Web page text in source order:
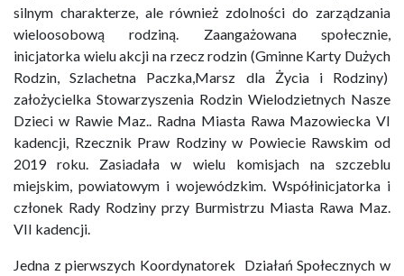
silnym charakterze, ale również zdolności do zarządzania
wieloosobową rodziną. Zaangażowana społecznie,
inicjatorka wielu akcji na rzecz rodzin (Gminne Karty Dużych
Rodzin, Szlachetna Paczka,Marsz dla Życia i Rodziny)
założycielka Stowarzyszenia Rodzin Wielodzietnych Nasze
Dzieci w Rawie Maz.. Radna Miasta Rawa Mazowiecka VI
kadencji, Rzecznik Praw Rodziny w Powiecie Rawskim od
2019 roku. Zasiadała w wielu komisjach na szczeblu
miejskim, powiatowym i wojewódzkim. Współinicjatorka i
członek Rady Rodziny przy Burmistrzu Miasta Rawa Maz.
VII kadencji.
Jedna z pierwszych Koordynatorek Działań Społecznych w